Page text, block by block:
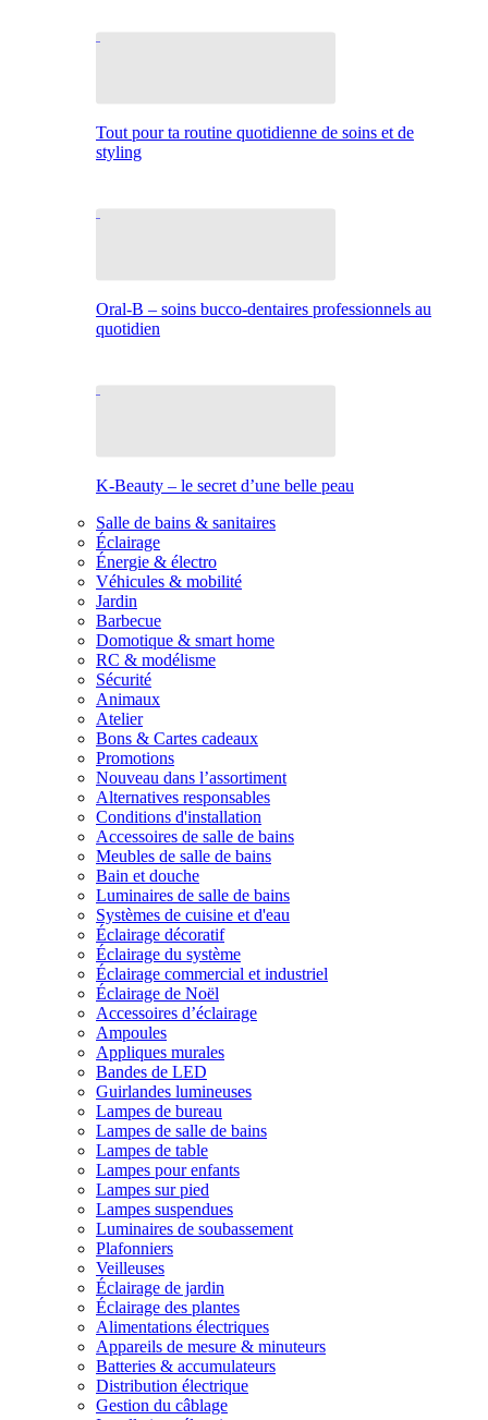
Tout pour ta routine quotidienne de soins et de
styling
Oral-B – soins bucco-dentaires professionnels au
quotidien
K-Beauty – le secret d’une belle peau
Salle de bains & sanitaires
Éclairage
Énergie & électro
Véhicules & mobilité
Jardin
Barbecue
Domotique & smart home
RC & modélisme
Sécurité
Animaux
Atelier
Bons & Cartes cadeaux
Promotions
Nouveau dans l’assortiment
Alternatives responsables
Conditions d'installation
Accessoires de salle de bains
Meubles de salle de bains
Bain et douche
Luminaires de salle de bains
Systèmes de cuisine et d'eau
Éclairage décoratif
Éclairage du système
Éclairage commercial et industriel
Éclairage de Noël
Accessoires d’éclairage
Ampoules
Appliques murales
Bandes de LED
Guirlandes lumineuses
Lampes de bureau
Lampes de salle de bains
Lampes de table
Lampes pour enfants
Lampes sur pied
Lampes suspendues
Luminaires de soubassement
Plafonniers
Veilleuses
Éclairage de jardin
Éclairage des plantes
Alimentations électriques
Appareils de mesure & minuteurs
Batteries & accumulateurs
Distribution électrique
Gestion du câblage